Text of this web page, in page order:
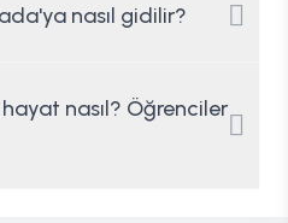
nasıl gidilir?
nasıl? Öğrenciler